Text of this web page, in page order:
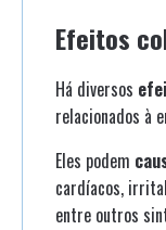
Efeitos
Há diversos
relacionados à
Eles podem
cardíacos,
entre outros